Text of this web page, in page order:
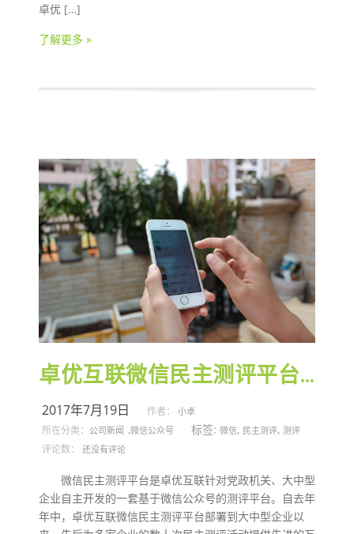
卓优 […]
了解更多 »
卓优互联微信民主测评平台获好评
2017年7月19日 作者： 小卓
所在分类： 公司新闻 ,微信公众号 标签: 微信, 民主测评, 测评
评论数： 还没有评论
微信民主测评平台是卓优互联针对党政机关、大中型
企业自主开发的一套基于微信公众号的测评平台。自去年
年中，卓优互联微信民主测评平台部署到大中型企业以